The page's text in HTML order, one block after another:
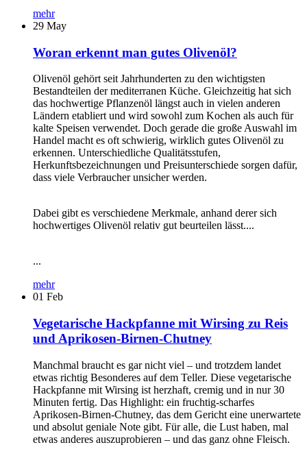
mehr
29 May
Woran erkennt man gutes Olivenöl?
Olivenöl gehört seit Jahrhunderten zu den wichtigsten
Bestandteilen der mediterranen Küche. Gleichzeitig hat sich
das hochwertige Pflanzenöl längst auch in vielen anderen
Ländern etabliert und wird sowohl zum Kochen als auch für
kalte Speisen verwendet. Doch gerade die große Auswahl im
Handel macht es oft schwierig, wirklich gutes Olivenöl zu
erkennen. Unterschiedliche Qualitätsstufen,
Herkunftsbezeichnungen und Preisunterschiede sorgen dafür,
dass viele Verbraucher unsicher werden.
Dabei gibt es verschiedene Merkmale, anhand derer sich
hochwertiges Olivenöl relativ gut beurteilen lässt....
...
mehr
01 Feb
Vegetarische Hackpfanne mit Wirsing zu Reis
und Aprikosen-Birnen-Chutney
Manchmal braucht es gar nicht viel – und trotzdem landet
etwas richtig Besonderes auf dem Teller. Diese vegetarische
Hackpfanne mit Wirsing ist herzhaft, cremig und in nur 30
Minuten fertig. Das Highlight: ein fruchtig-scharfes
Aprikosen-Birnen-Chutney, das dem Gericht eine unerwartete
und absolut geniale Note gibt. Für alle, die Lust haben, mal
etwas anderes auszuprobieren – und das ganz ohne Fleisch.